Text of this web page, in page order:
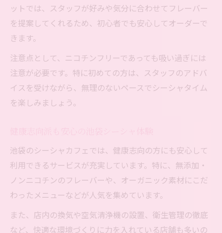
ットでは、スタッフが好みや気分に合わせてフレーバー
を提案してくれるため、初心者でも安心してオーダーで
きます。
注意点として、ニコチンフリーであっても吸い過ぎには
注意が必要です。特に初めての方は、スタッフのアドバ
イスを受けながら、無理のないペースでシーシャタイム
を楽しみましょう。
池袋のシーシャカフェでは、健康志向の方にも安心して
利用できるサービスが充実しています。特に、無添加・
ノンニコチンのフレーバーや、オーガニック素材にこだ
わったメニューなどが人気を集めています。
また、店内の換気や空気清浄機の設置、衛生管理の徹底
など、快適な環境づくりに力を入れている店舗も多いの